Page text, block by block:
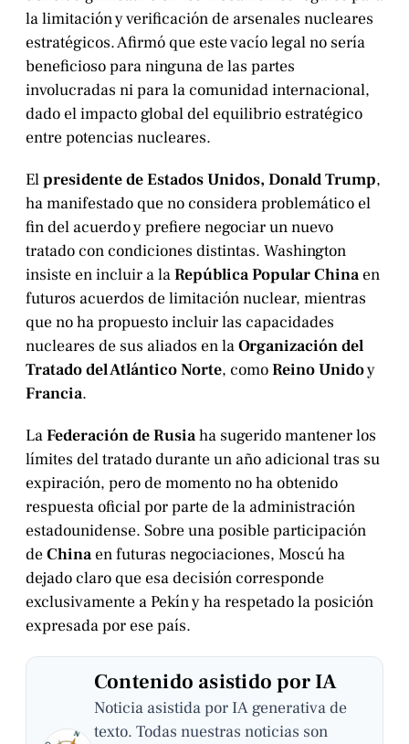
la limitación y verificación de arsenales nucleares
estratégicos. Afirmó que este vacío legal no sería
beneficioso para ninguna de las partes
involucradas ni para la comunidad internacional,
dado el impacto global del equilibrio estratégico
entre potencias nucleares.
Elpresidente de Estados Unidos, Donald Trump,
ha manifestado que no considera problemático el
fin del acuerdo y prefiere negociar un nuevo
tratado con condiciones distintas. Washington
insiste en incluir a laRepública Popular China en
futuros acuerdos de limitación nuclear, mientras
que no ha propuesto incluir las capacidades
nucleares de sus aliados en laOrganización del
Tratado del Atlántico Norte, comoReino Unidoy
Francia.
LaFederación de Rusiaha sugerido mantener los
límites del tratado durante un año adicional tras su
expiración, pero de momento no ha obtenido
respuesta oficial por parte de la administración
estadounidense. Sobre una posible participación
deChina en futuras negociaciones, Moscú ha
dejado claro que esa decisión corresponde
exclusivamente a Pekín y ha respetado la posición
expresada por ese país.
Contenido asistido por IA
Noticia asistida por IA generativa de
texto. Todas nuestras noticias son